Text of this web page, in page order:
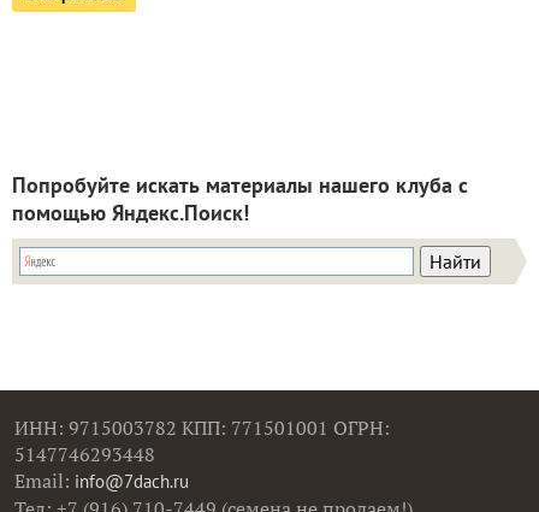
Попробуйте искать материалы нашего клуба с
помощью Яндекс.Поиск!
ИНН: 9715003782 КПП: 771501001 ОГРН:
5147746293448
Email: info@7dach.ru